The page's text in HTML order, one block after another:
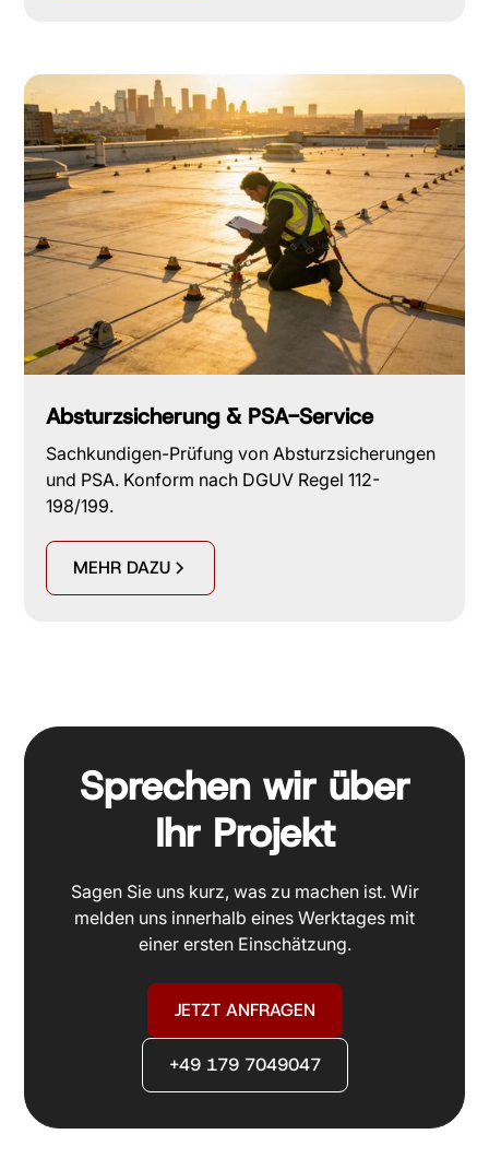
Absturzsicherung & PSA-Service
Sachkundigen-Prüfung von Absturzsicherungen
und PSA. Konform nach DGUV Regel 112-
198/199.
MEHR DAZU
Sprechen wir über
Ihr Projekt
Sagen Sie uns kurz, was zu machen ist. Wir
melden uns innerhalb eines Werktages mit
einer ersten Einschätzung.
JETZT ANFRAGEN
+49 179 7049047